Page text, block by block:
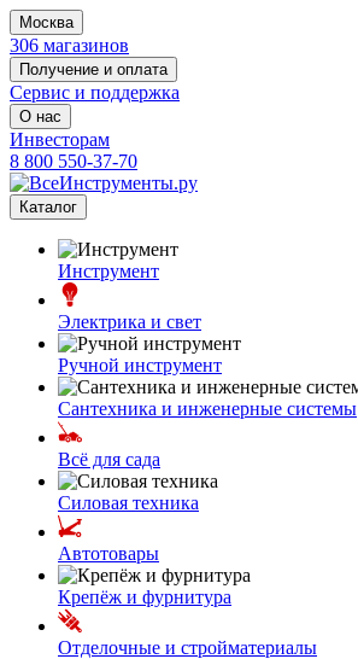
Москва
306 магазинов
Получение и оплата
Сервис и поддержка
О нас
Инвесторам
8 800 550-37-70
Каталог
Инструмент
Электрика и свет
Ручной инструмент
Сантехника и инженерные системы
Всё для сада
Силовая техника
Автотовары
Крепёж и фурнитура
Отделочные и стройматериалы